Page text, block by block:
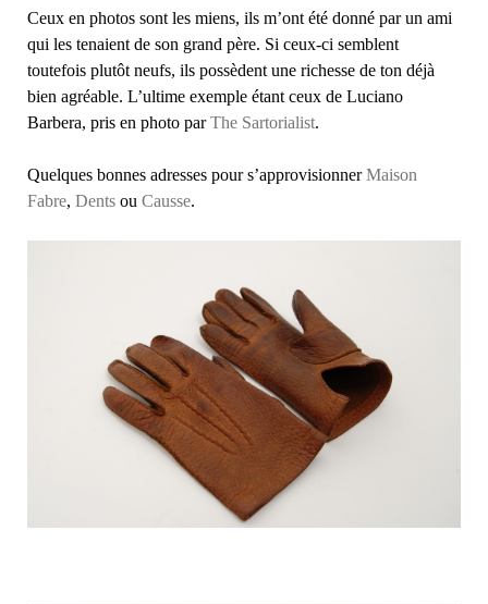
Ceux en photos sont les miens, ils m’ont été donné par un ami
qui les tenaient de son grand père. Si ceux-ci semblent
toutefois plutôt neufs, ils possèdent une richesse de ton déjà
bien agréable. L’ultime exemple étant ceux de Luciano
Barbera, pris en photo parThe Sartorialist.
Quelques bonnes adresses pour s’approvisionnerMaison
Fabre, Dents ou Causse.